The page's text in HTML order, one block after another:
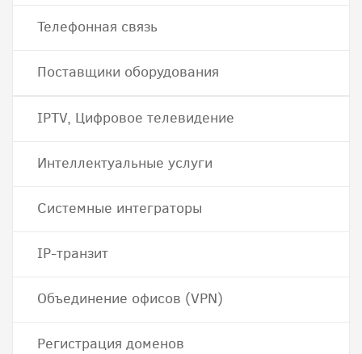
Телефонная связь
Поставщики оборудования
IPTV, Цифровое телевидение
Интеллектуальные услуги
Системные интеграторы
IP-транзит
Объединение офисов (VPN)
Регистрация доменов